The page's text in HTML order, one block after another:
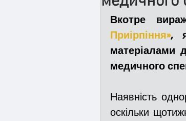
Медицина
Війна
Вкотре
Приірпіння»,
матеріалами
медичного
Наявність
оскільки